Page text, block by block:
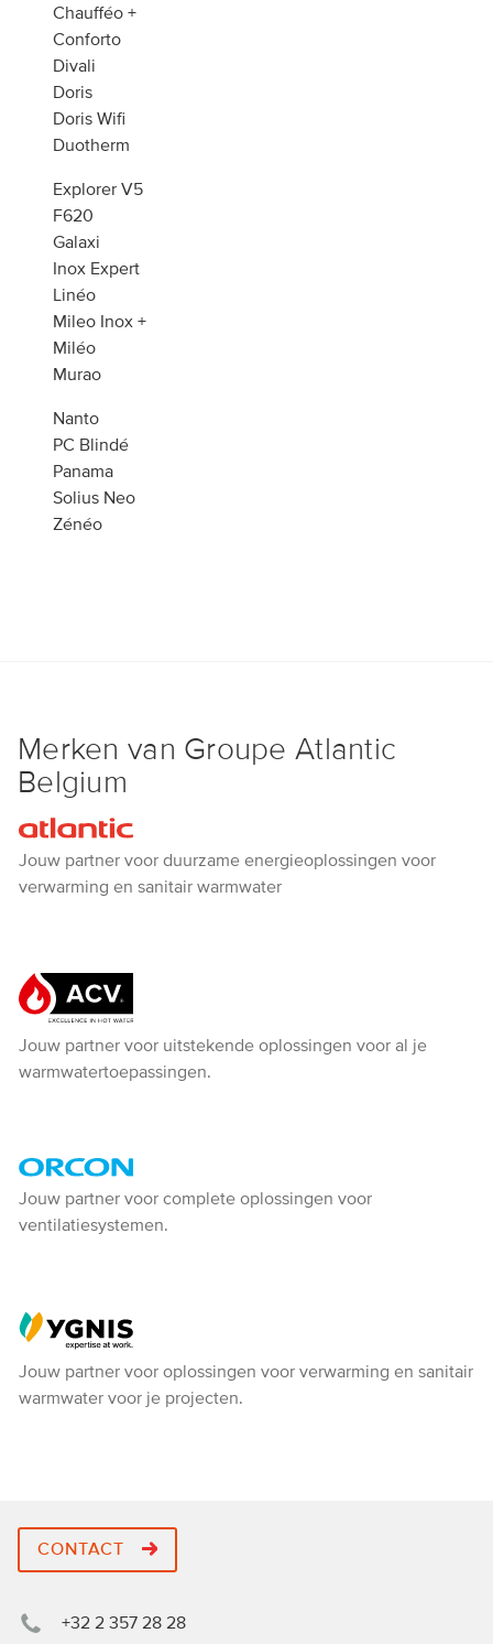
Chaufféo +
Conforto
Divali
Doris
Doris Wifi
Duotherm
Explorer V5
F620
Galaxi
Inox Expert
Linéo
Mileo Inox +
Miléo
Murao
Nanto
PC Blindé
Panama
Solius Neo
Zénéo
Merken van Groupe Atlantic
Belgium
Atlantic
Jouw partner voor duurzame energieoplossingen voor
verwarming en sanitair warmwater
ACV
Jouw partner voor uitstekende oplossingen voor al je
warmwatertoepassingen.
Orcon
-
Jouw partner voor complete oplossingen voor
ventilatiesystemen.
Ygnis
Jouw partner voor oplossingen voor verwarming en sanitair
warmwater voor je projecten.
CONTACT
+32 2 357 28 28